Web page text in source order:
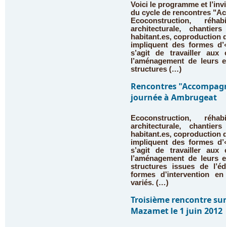
Voici le programme et
du cycle de rencontres
Ecoconstruction,
architecturale,
habitant.es, coproduction
impliquent des formes
s’agit de travailler aux
l’aménagement de leurs
structures (…)
Rencontres
journée à Ambrugeat
Ecoconstruction,
architecturale,
habitant.es, coproduction
impliquent des formes
s’agit de travailler aux
l’aménagement de leurs
structures issues de
formes d’intervention
variés. (…)
Troisième rencontre
Mazamet le 1 juin 2012